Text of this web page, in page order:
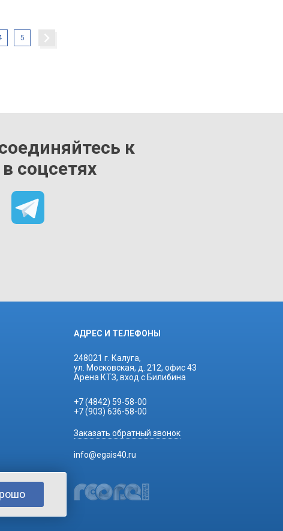
5
к
соцсетях
АДРЕС И ТЕЛЕФОНЫ
248021 г. Калуга,
ул. Московская, д. 212, офис 43
Арена КТЗ, вход с Билибина
+7 (4842) 59-58-00
+7 (903) 636-58-00
Заказать обратный звонок
info@egais40.ru